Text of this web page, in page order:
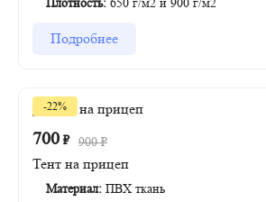
Подробнее
-22%
700 ₽ 900₽
Тент на прицеп
Материал: ПВХ ткань